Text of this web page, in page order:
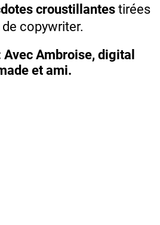
croustillantes tirées
copywriter.
Avec Ambroise, digital
et ami.